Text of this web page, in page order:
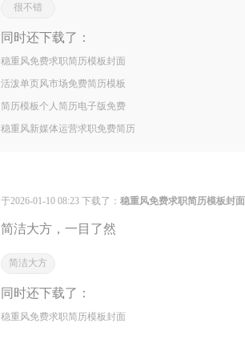
很不错
同时还下载了：
稳重风免费求职简历模板封面
活泼单页风市场免费简历模板
简历模板个人简历电子版免费
稳重风新媒体运营求职免费简历
于2026-01-10 08:23 下载了：稳重风免费求职简历模板封面
简洁大方，一目了然
简洁大方
同时还下载了：
稳重风免费求职简历模板封面